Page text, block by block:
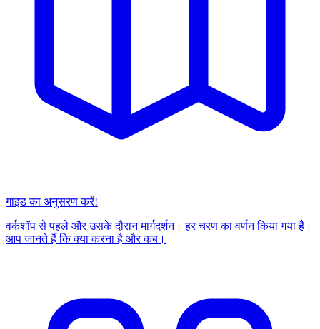
गाइड का अनुसरण करें!
वर्कशॉप से पहले और उसके दौरान मार्गदर्शन। हर चरण का वर्णन किया गया है।
आप जानते हैं कि क्या करना है और कब।